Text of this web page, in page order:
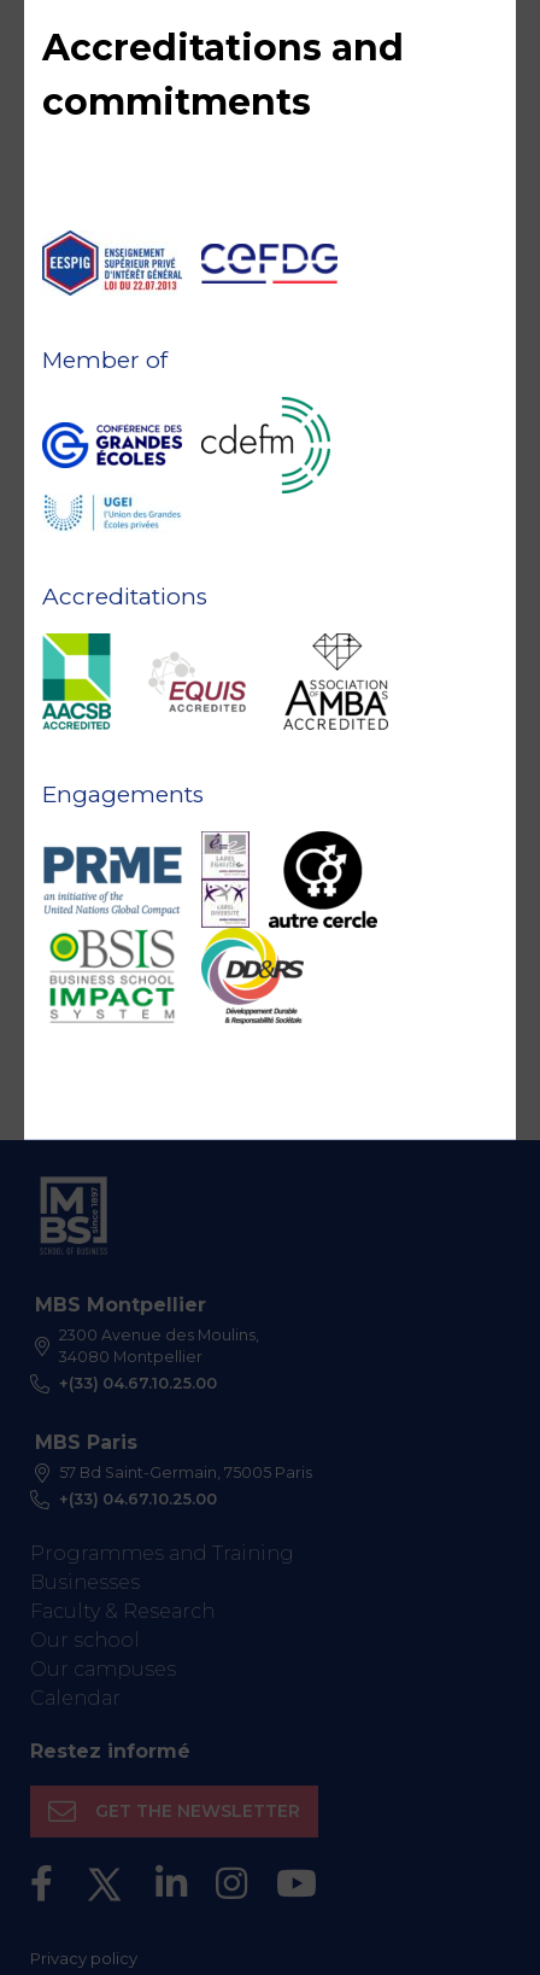
Accreditations and
commitments
Accreditations
Member of
Engagements
MBS Montpellier
2300 Avenue des Moulins,
34080 Montpellier
+(33) 04.67.10.25.00
MBS Paris
57 Bd Saint-Germain, 75005 Paris
+(33) 04.67.10.25.00
Programmes and Training
Businesses
Faculty & Research
Our school
Our campuses
Calendar
Restez informé
GET THE NEWSLETTER
Privacy policy